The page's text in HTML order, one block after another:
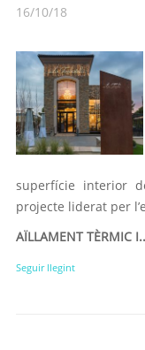
16/10/18
superfície interior
projecte liderat per
AÏLLAMENT TÈRMIC
Seguir llegint